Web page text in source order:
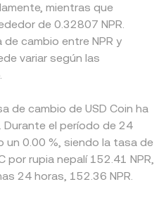
mientras que
de 0.32807 NPR.
cambio entre NPR y
variar según las
de cambio de USD Coin ha
Durante el período de 24
un 0.00 %, siendo la tasa de
por rupia nepalí 152.41 NPR,
24 horas, 152.36 NPR.